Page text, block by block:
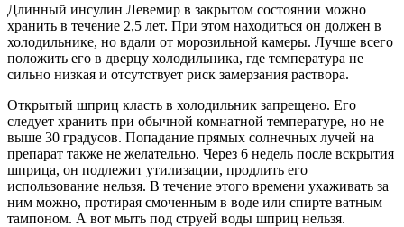
Длинный инсулин Левемир в закрытом состоянии можно
хранить в течение 2,5 лет. При этом находиться он должен в
холодильнике, но вдали от морозильной камеры. Лучше всего
положить его в дверцу холодильника, где температура не
сильно низкая и отсутствует риск замерзания раствора.
Открытый шприц класть в холодильник запрещено. Его
следует хранить при обычной комнатной температуре, но не
выше 30 градусов. Попадание прямых солнечных лучей на
препарат также не желательно. Через 6 недель после вскрытия
шприца, он подлежит утилизации, продлить его
использование нельзя. В течение этого времени ухаживать за
ним можно, протирая смоченным в воде или спирте ватным
тампоном. А вот мыть под струей воды шприц нельзя.